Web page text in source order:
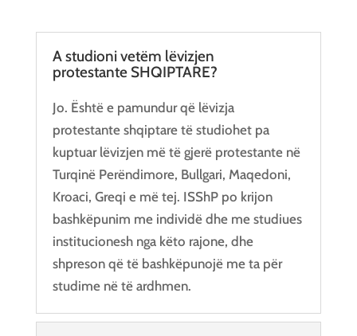
A studioni vetëm lëvizjen
protestante SHQIPTARE?
Jo. Është e pamundur që lëvizja
protestante shqiptare të studiohet pa
kuptuar lëvizjen më të gjerë protestante në
Turqinë Perëndimore, Bullgari, Maqedoni,
Kroaci, Greqi e më tej. ISShP po krijon
bashkëpunim me individë dhe me studiues
institucionesh nga këto rajone, dhe
shpreson që të bashkëpunojë me ta për
studime në të ardhmen.